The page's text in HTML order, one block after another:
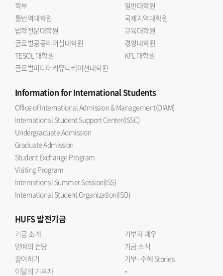
학부
일반대학원
통번역대학원
국제지역대학원
법학전문대학원
교육대학원
글로벌공공리더십대학원
경영대학원
TESOL 대학원
KFL 대학원
글로벌미디어커뮤니케이션대학원
Informationfor International Students
Office of International Admission & Management(OIAM)
International Student Support Center(ISSC)
Undergraduate Admission
Graduate Admission
Student Exchange Program
Visiting Program
International Summer Session(ISS)
International Student Organization(ISO)
HUFS발전기금
기금 소개
기부자 예우
명예의 전당
기금 소식
참여하기
기부·수혜 Stories
이달의 기부자
-